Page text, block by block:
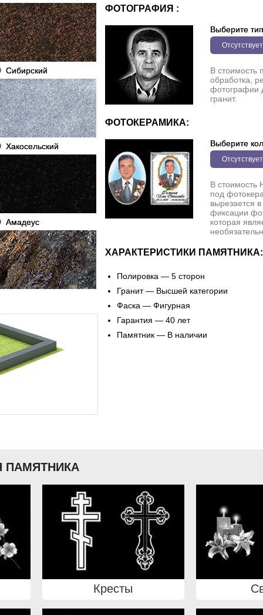
Сибирский
Хакосельский
Амадеус
ФОТОГРАФИЯ :
Выберите тип
Отсутствует
В стоимость
обработка,
фотографии
гранит.
ФОТОКЕРАМИКА:
Выберите
Отсутствует
В стоимость
под
вырезается
фиксации
которая
ХАРАКТЕРИСТИКИ ПАМЯТНИКА:
Полировка — 5 сторон
Гранит — Высшей категории
Фаска — Фигурная
Гарантия — 40 лет
Памятник — В наличии
ПАМЯТНИКА
Кресты